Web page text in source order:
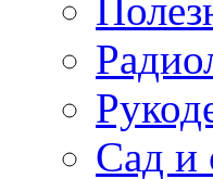
Сад и